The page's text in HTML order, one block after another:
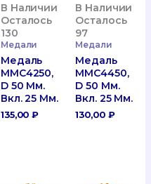
В Наличии
Осталось
130
Медали
Медаль
MMC4250,
D 50 Мм.
Вкл. 25 Мм.
135,00₽
В Наличии
Осталось
97
Медали
Медаль
MMC4450,
D 50 Мм.
Вкл. 25 Мм.
130,00 ₽